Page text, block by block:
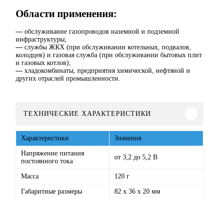
Области применения:
— обслуживание газопроводов наземной и подземной
инфраструктуры;
— службы ЖКХ (при обслуживании котельных, подвалов,
колодцев) и газовая служба (при обслуживании бытовых плит
и газовых котлов);
— хладокомбинаты, предприятия химической, нефтяной и
других отраслей промышленности.
ТЕХНИЧЕСКИЕ ХАРАКТЕРИСТИКИ
Характеристики Значения
Напряжение питания
постоянного тока
от 3,2 до 5,2 В
Масса 120 г
Габаритные размеры 82 х 36 х 20 мм